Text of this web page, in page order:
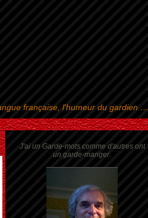
française, l'humeur du gardien …
J'ai un Garde-mots comme d'autres ont
un garde-manger.